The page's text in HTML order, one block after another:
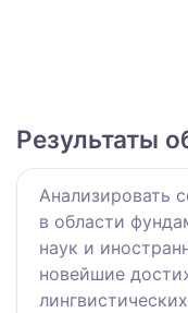
Результаты
Анализировать
в области
наук и
новейшие